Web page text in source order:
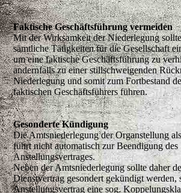
Faktische Geschäftsführung vermeiden
Mit der Wirksamkeit der Niederlegung
sämtliche Tätigkeiten für die Gesellschaft
um eine faktische Geschäftsführung zu
andernfalls zu einer stillschweigenden
Niederlegung und somit zum Fortbestand
faktischen Geschäftsführers führen.
Gesonderte Kündigung
Die Amtsniederlegung der Organstellung
führt nicht automatisch zur Beendigung des
Anstellungsvertrages.
Neben der Amtsniederlegung sollte daher
Dienstvertrag gesondert gekündigt werden,
Anstellungsvertrag eine sog.